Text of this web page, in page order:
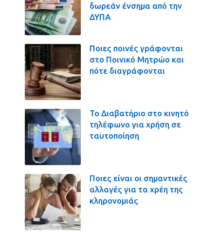
δωρεάν ένσημα από την
ΔΥΠΑ
Ποιες ποινές γράφονται
στο Ποινικό Μητρώο και
πότε διαγράφονται
Το Διαβατήριο στο κινητό
τηλέφωνο για χρήση σε
ταυτοποίηση
Ποιες είναι οι σημαντικές
αλλαγές για τα χρέη της
κληρονομιάς